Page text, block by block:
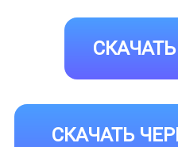
СКАЧАТЬ